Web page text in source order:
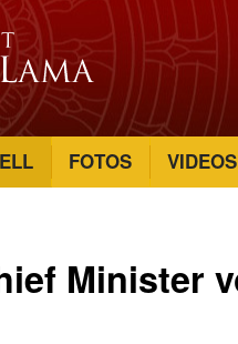
FOTOS VIDEOS
Minister